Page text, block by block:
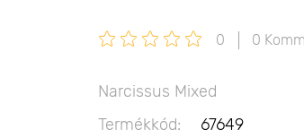
0 0
Narcissus Mixed
Termékkód:
67649